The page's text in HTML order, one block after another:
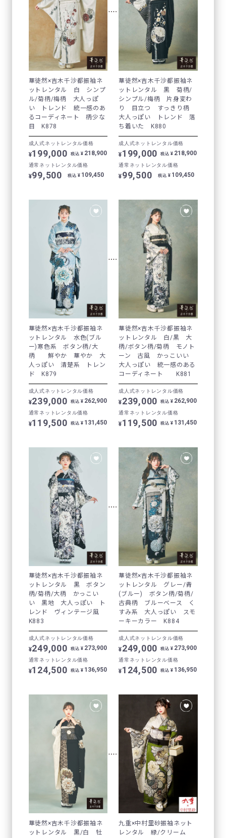
華徒然×吉木千沙都振袖ネ
ットレンタル 白 シンプ
ル/菊柄/梅柄 大人っぽ
い トレンド 統一感のあ
るコーディネート 柄少な
目 K878
成人式ネットレンタル価格
¥199,000 税込 ¥ 218,900
通常ネットレンタル価格
¥99,500 税込 ¥ 109,450
華徒然×吉木千沙都振袖ネ
ットレンタル 黒 菊柄/
シンプル/梅柄 片身変わ
り 目立つ すっきり柄
大人っぽい トレンド 落
ち着いた K880
成人式ネットレンタル価格
¥199,000 税込 ¥ 218,900
通常ネットレンタル価格
¥99,500 税込 ¥ 109,450
華徒然×吉木千沙都振袖ネ
ットレンタル 水色(ブル
ー)寒色系 ボタン柄/大
柄 鮮やか 華やか 大
人っぽい 清楚系 トレン
ド K879
成人式ネットレンタル価格
¥239,000 税込 ¥ 262,900
通常ネットレンタル価格
¥119,500 税込 ¥ 131,450
華徒然×吉木千沙都振袖ネ
ットレンタル 白/黒 大
柄/ボタン柄/菊柄 モノト
ーン 古風 かっこいい
大人っぽい 統一感のある
コーディネート K881
成人式ネットレンタル価格
¥239,000 税込 ¥ 262,900
通常ネットレンタル価格
¥119,500 税込 ¥ 131,450
華徒然×吉木千沙都振袖ネ
ットレンタル 黒 ボタン
柄/菊柄/大柄 かっこい
い 黒地 大人っぽい ト
レンド ヴィンテージ風
K883
成人式ネットレンタル価格
¥249,000 税込 ¥ 273,900
通常ネットレンタル価格
¥124,500 税込 ¥ 136,950
華徒然×吉木千沙都振袖ネ
ットレンタル グレー/青
(ブルー) ボタン柄/菊柄/
古典柄 ブルーベース く
すみ系 大人っぽい スモ
ーキーカラー K884
成人式ネットレンタル価格
¥249,000 税込 ¥ 273,900
通常ネットレンタル価格
¥124,500 税込 ¥ 136,950
華徒然×吉木千沙都振袖ネ
ットレンタル 黒/白 牡
九重×中村里砂振袖ネット
レンタル 緑/クリーム